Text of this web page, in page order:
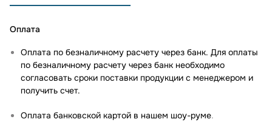
Оплата
Оплата по безналичному расчету через банк. Для оплаты
по безналичному расчету через банк необходимо
согласовать сроки поставки продукции с менеджером и
получить счет.
Оплата банковской картой в нашем шоу-руме.